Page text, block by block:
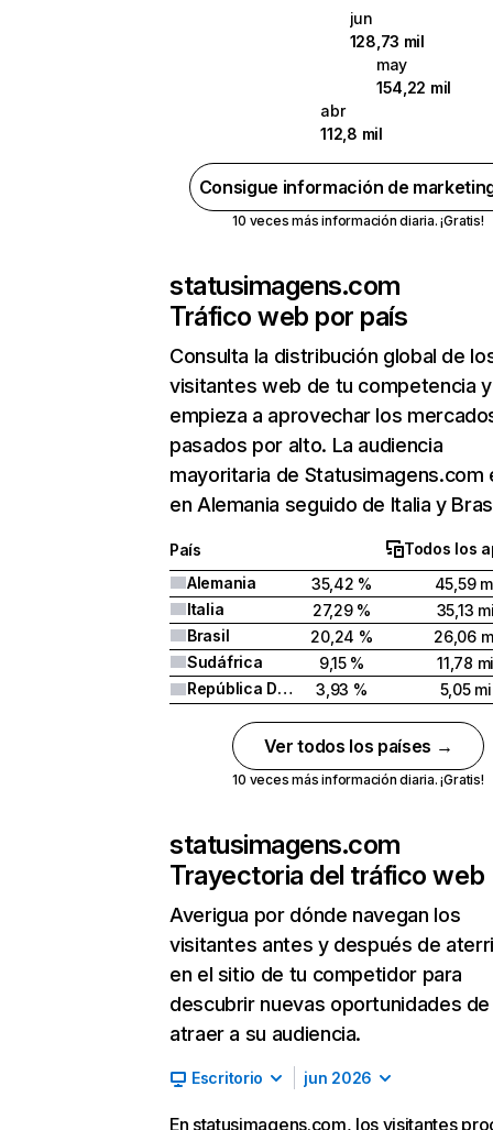
jun
128,73 mil
may
154,22 mil
abr
112,8 mil
Consigue información de
10 veces más información diaria. ¡Gratis!
statusimagens.com
Tráfico web por país
Consulta la distribución global de
visitantes web de tu competencia y
empieza a aprovechar los
pasados por alto. La audiencia
mayoritaria de Statusimagens.com
en Alemania seguido de Italia y
País
Todos los
Alemania
35,42 %
45,59
Italia
27,29 %
35,13
Brasil
20,24 %
26,06
Sudáfrica
9,15 %
11,78
República Dominicana
3,93 % 5,05
Ver todos los países →
10 veces más información diaria. ¡Gratis!
statusimagens.com
Trayectoria del tráfico web
Averigua por dónde navegan los
visitantes antes y después de
en el sitio de tu competidor para
descubrir nuevas oportunidades de
atraer a su audiencia.
Escritorio jun 2026
En statusimagens.com, los visitantes